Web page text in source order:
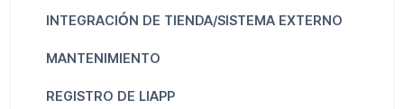
INTEGRACIÓN DE TIENDA/SISTEMA EXTERNO
MANTENIMIENTO
REGISTRO DE LIAPP